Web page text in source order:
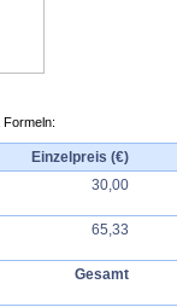
Formeln:
Einzelpreis (€)
30,00
65,33
Gesamt